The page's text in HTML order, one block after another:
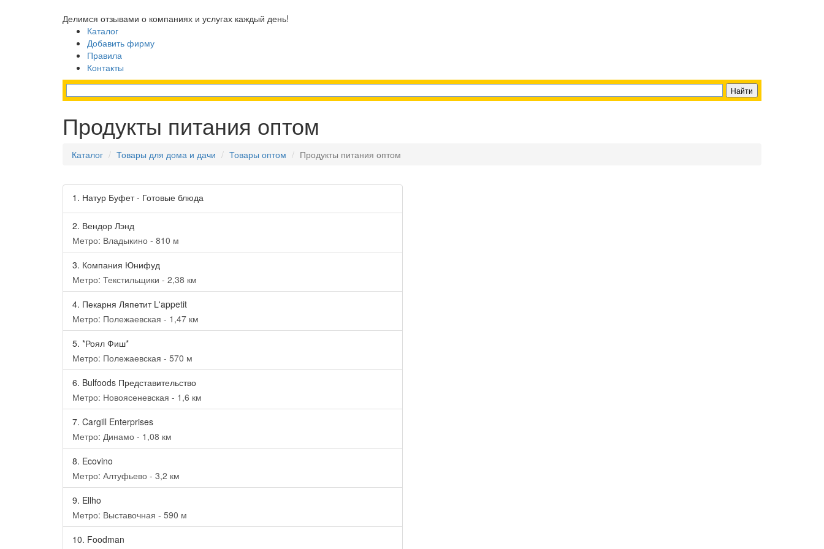
Делимся отзывами о компаниях и услугах каждый день!
Каталог
Добавить фирму
Правила
Контакты
Продукты питания оптом
Каталог Товары для дома и дачи Товары оптом Продукты питания оптом
1. Натур Буфет - Готовые блюда
2. Вендор Лэнд
Метро: Владыкино - 810 м
3. Компания Юнифуд
Метро: Текстильщики - 2,38 км
4. Пекарня Ляпетит L'appetit
Метро: Полежаевская - 1,47 км
5. *Роял Фиш*
Метро: Полежаевская - 570 м
6. Bulfoods Представительство
Метро: Новоясеневская - 1,6 км
7. Cargill Enterprises
Метро: Динамо - 1,08 км
8. Ecovino
Метро: Алтуфьево - 3,2 км
9. Ellho
Метро: Выставочная - 590 м
10. Foodman